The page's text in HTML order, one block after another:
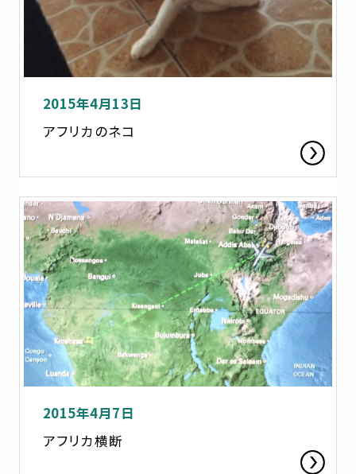
2015年4月13日
アフリカのネコ
2015年4月7日
アフリカ横断